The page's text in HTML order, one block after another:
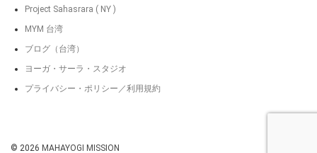
Project Sahasrara ( NY )
MYM 台湾
ブログ（台湾）
ヨーガ・サーラ・スタジオ
プライバシー・ポリシー／利用規約
© 2026 MAHAYOGI MISSION